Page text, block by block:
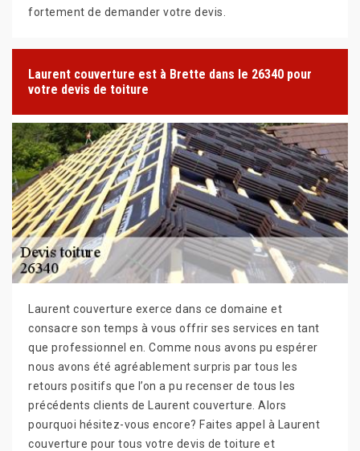
fortement de demander votre devis.
Laurent couverture est à Brette dans le 26340 pour
votre devis de toiture
Laurent couverture exerce dans ce domaine et
consacre son temps à vous offrir ses services en tant
que professionnel en. Comme nous avons pu espérer
nous avons été agréablement surpris par tous les
retours positifs que l’on a pu recenser de tous les
précédents clients de Laurent couverture. Alors
pourquoi hésitez-vous encore? Faites appel à Laurent
couverture pour tous votre devis de toiture et